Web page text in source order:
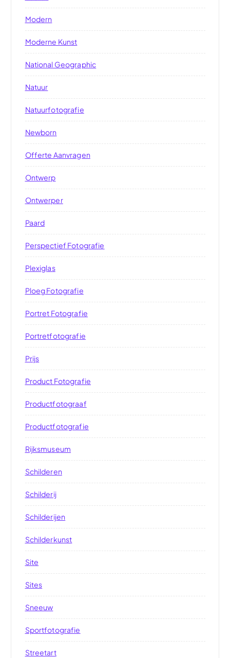
Modern
Moderne Kunst
National Geographic
Natuur
Natuurfotografie
Newborn
Offerte Aanvragen
Ontwerp
Ontwerper
Paard
Perspectief Fotografie
Plexiglas
Ploeg Fotografie
Portret Fotografie
Portretfotografie
Prijs
Product Fotografie
Productfotograaf
Productfotografie
Rijksmuseum
Schilderen
Schilderij
Schilderijen
Schilderkunst
Site
Sites
Sneeuw
Sportfotografie
Streetart